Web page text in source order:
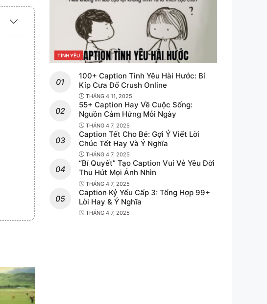
Expand
Collapse
CATEGORIES
TÌNH YÊU
100+ Caption Tình Yêu Hài Hước: Bí
Kíp Cưa Đổ Crush Online
THÁNG 4 11, 2025
55+ Caption Hay Về Cuộc Sống:
Nguồn Cảm Hứng Mỗi Ngày
THÁNG 4 7, 2025
Caption Tết Cho Bé: Gợi Ý Viết Lời
Chúc Tết Hay Và Ý Nghĩa
THÁNG 4 7, 2025
“Bí Quyết” Tạo Caption Vui Vẻ Yêu Đời
Thu Hút Mọi Ánh Nhìn
THÁNG 4 7, 2025
Caption Kỷ Yếu Cấp 3: Tổng Hợp 99+
Lời Hay & Ý Nghĩa
THÁNG 4 7, 2025